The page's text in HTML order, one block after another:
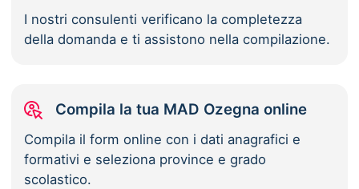
I nostri consulenti verificano la completezza
della domanda e ti assistono nella compilazione.
Compila la tua MAD Ozegna online
Compila il form online con i dati anagrafici e
formativi e seleziona province e grado
scolastico.